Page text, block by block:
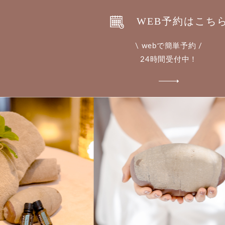
WEB予約はこちら
\ webで簡単予約 /
24時間受付中！